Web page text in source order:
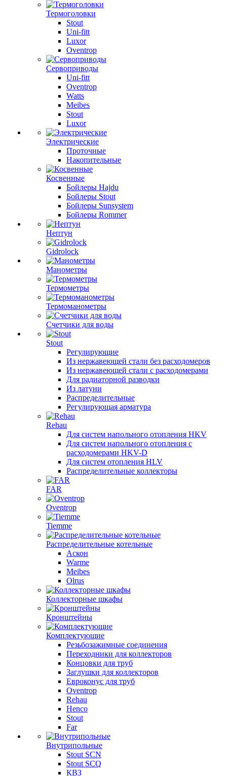
Термоголовки
Stout
Uni-fitt
Luxor
Oventrop
Сервоприводы
Uni-fitt
Oventrop
Watts
Meibes
Stout
Luxor
Электрические
Проточные
Накопительные
Косвенные
Бойлеры Hajdu
Бойлеры Stout
Бойлеры Sunsystem
Бойлеры Rommer
Нептун
Gidrolock
Манометры
Термометры
Термоманометры
Счетчики для воды
Stout
Регулирующие
Из нержавеющей стали без расходомеров
Из нержавеющей стали с расходомерами
Для радиаторной разводки
Из латуни
Распределительные
Регулирующая арматура
Rehau
Для систем напольного отопления HKV
Для систем напольного отопления с
расходомерами HKV-D
Для систем отопления HLV
Распределительные коллекторы
FAR
Oventrop
Tiemme
Распределительные котельные
Аскон
Warme
Meibes
Olrus
Коллекторные шкафы
Кронштейны
Комплектующие
Резьбозажимные соединения
Переходники для коллекторов
Концовки для труб
Заглушки для коллекторов
Евроконус для труб
Oventrop
Rehau
Henco
Stout
Far
Внутрипольные
Stout SCN
Stout SCQ
КВЗ